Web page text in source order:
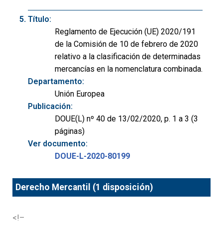
Título:
Reglamento de Ejecución (UE) 2020/191
de la Comisión de 10 de febrero de 2020
relativo a la clasificación de determinadas
mercancías en la nomenclatura combinada.
Departamento:
Unión Europea
Publicación:
DOUE(L) nº 40 de 13/02/2020, p. 1 a 3 (3
páginas)
Ver documento:
DOUE-L-2020-80199
Derecho Mercantil (1 disposición)
<!–